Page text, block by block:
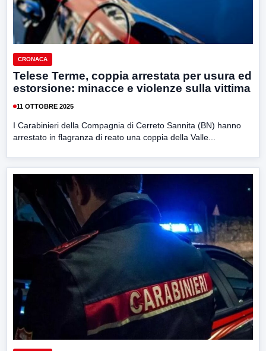
CRONACA
Telese Terme, coppia arrestata per usura ed
estorsione: minacce e violenze sulla vittima
11 OTTOBRE 2025
I Carabinieri della Compagnia di Cerreto Sannita (BN) hanno
arrestato in flagranza di reato una coppia della Valle...